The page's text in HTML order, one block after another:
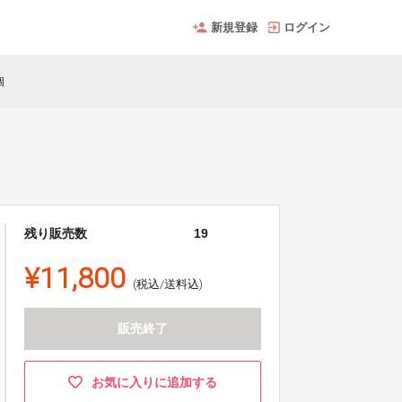
新規登録 ログイン
残り販売数 19
¥11,800 (税込/送料込)
販売終了
お気に入りに追加する